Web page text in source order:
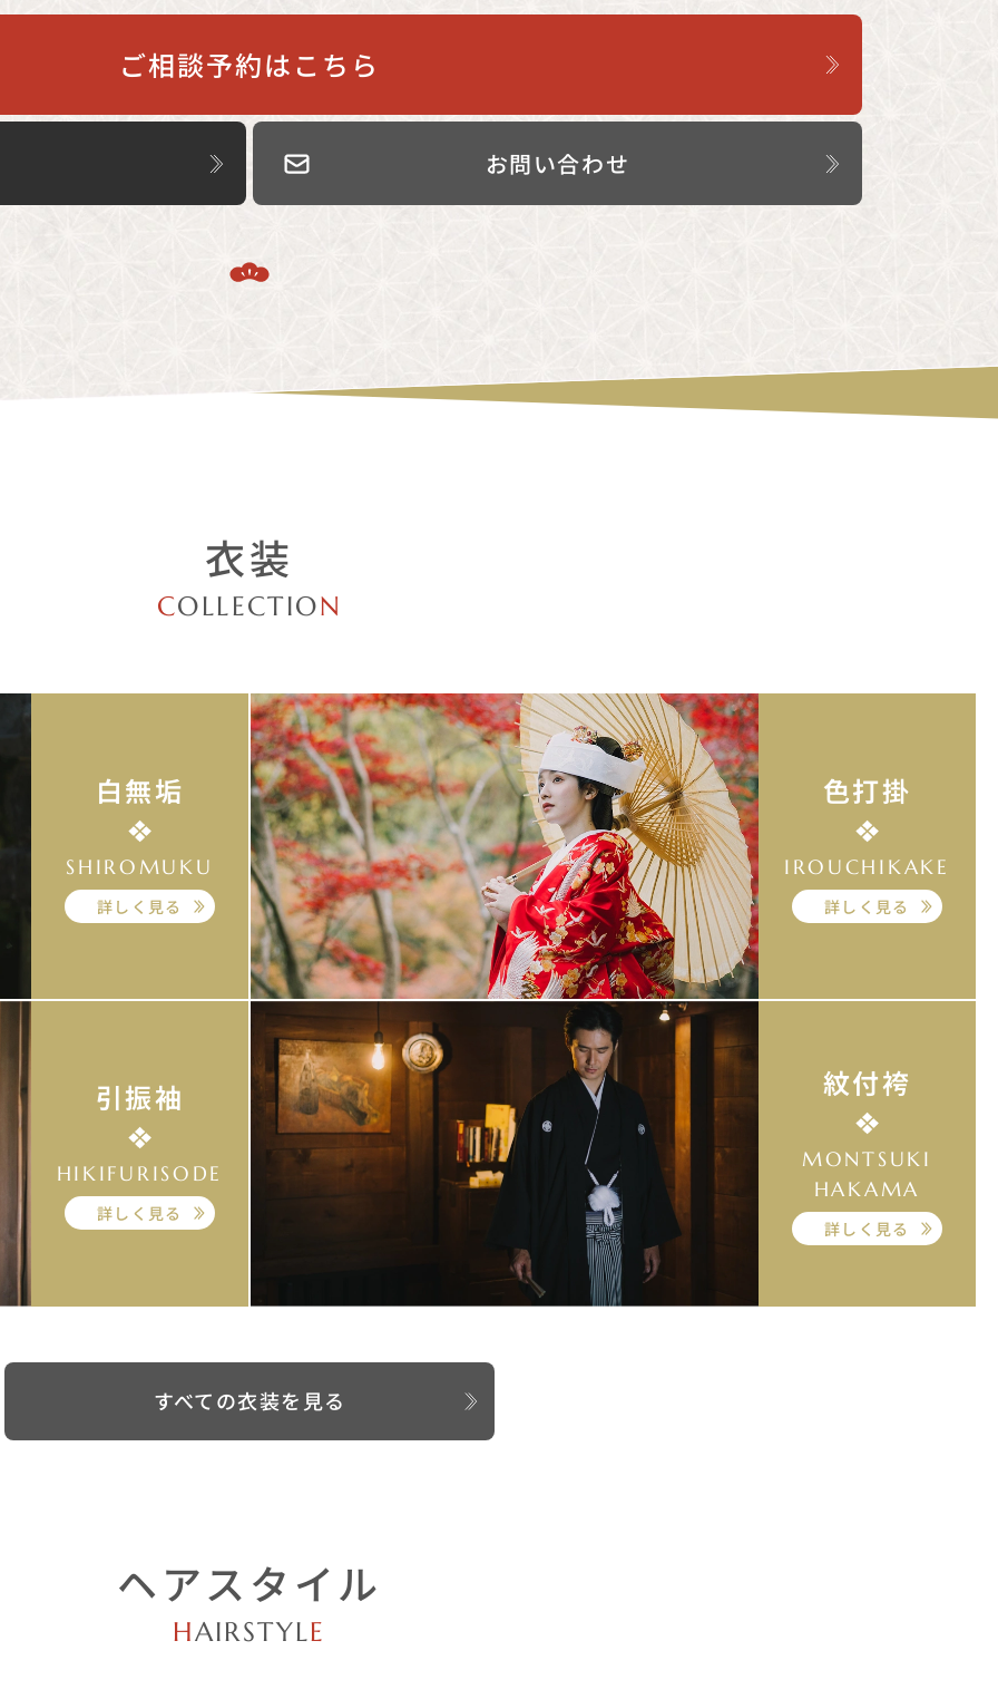
ご相談予約はこちら
お問い合わせ
衣装
COLLECTION
白無垢
SHIROMUKU
詳しく見る
色打掛
IROUCHIKAKE
詳しく見る
引振袖
HIKIFURISODE
詳しく見る
紋付袴
MONTSUKI
HAKAMA
詳しく見る
すべての衣装を見る
ヘアスタイル
HAIRSTYLE